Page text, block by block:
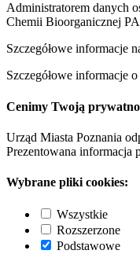
Administratorem danych
Chemii Bioorganicznej
Szczegółowe informacje
Szczegółowe informacje
Cenimy Twoją
Urząd Miasta Poznania
Prezentowana informacja
Wybrane pliki cookies:
Wszystkie
Rozszerzone
Podstawowe